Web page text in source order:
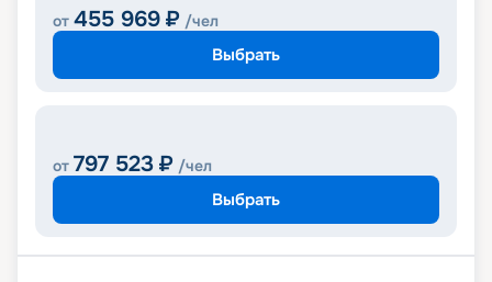
от 455 969 ₽ /чел
Выбрать
от 797 523 ₽ /чел
Выбрать